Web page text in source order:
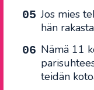
Jos mies
hän
Nämä 11
teidän